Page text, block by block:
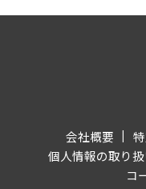
会社概要
個人情報の取り
コ